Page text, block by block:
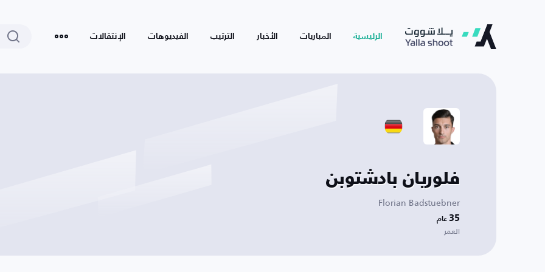
الرئيسية المباريات الأخبار الترتيب الفيديوهات الإنتقالات
فلوريان بادشتوبن
Florian Badstuebner
35 عام
العمر